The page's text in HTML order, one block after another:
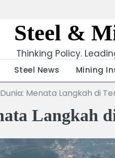
Steel &
Thinking Policy.
Steel News Mining
Menata Langkah di
Langkah